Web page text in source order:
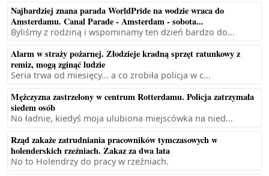
Najbardziej znana parada WorldPride na wodzie wraca do
Amsterdamu. Canal Parade - Amsterdam - sobota...
Byliśmy z rodziną i wspominamy ten dzień bardzo do...
Alarm w straży pożarnej. Złodzieje kradną sprzęt ratunkowy z
remiz, mogą zginąć ludzie
Seria trwa od miesięcy... a co zrobiła policja w c...
Mężczyzna zastrzelony w centrum Rotterdamu. Policja zatrzymała
siedem osób
No ładnie, kiedyś moja ulubiona miejscówka na nied...
Rząd zakaże zatrudniania pracowników tymczasowych w
holenderskich rzeźniach. Zakaz za dwa lata
No to Holendrzy do pracy w rzeźniach.